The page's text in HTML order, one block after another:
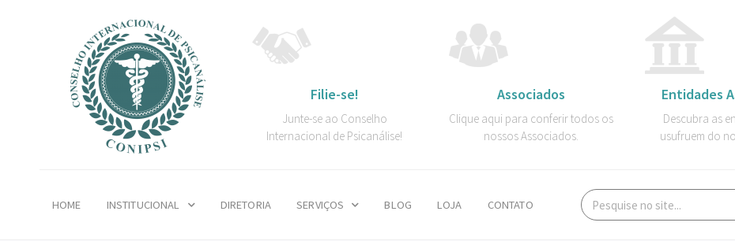
Filie-se!
Junte-se ao Conselho
Internacional de Psicanálise!
Associados
Clique aqui para conferir todos os
nossos Associados.
Entidades
Descubra as
usufruem do
HOME INSTITUCIONAL DIRETORIA SERVIÇOS BLOG LOJA CONTATO